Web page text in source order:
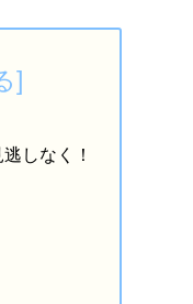
しなく！